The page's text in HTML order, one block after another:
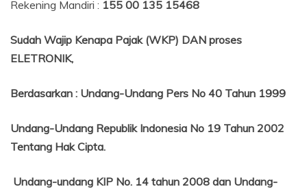
Rekening Mandiri : 155 00 135 15468
Sudah Wajip Kenapa Pajak (WKP) DAN proses
ELETRONIK,
Berdasarkan : Undang-Undang Pers No 40 Tahun 1999
Undang-Undang Republik Indonesia No 19 Tahun 2002
Tentang Hak Cipta.
Undang-undang KIP No. 14 tahun 2008 dan Undang-